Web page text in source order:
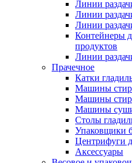
Линии
Линии
Линии
Контейнеры
продуктов
Линии
Прачечное
Катки
Машины
Машины
Машины
Столы
Упаковщики
Центрифуги
Аксессуары